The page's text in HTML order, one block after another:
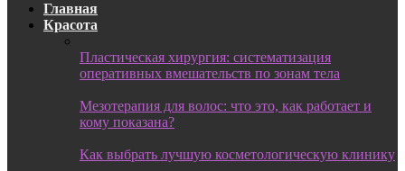
Главная
Красота
Пластическая хирургия: систематизация
оперативных вмешательств по зонам тела
Мезотерапия для волос: что это, как работает и
кому показана?
Как выбрать лучшую косметологическую клинику